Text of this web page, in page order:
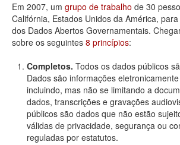
Em 2007, um grupo de trabalho de 30
Califórnia, Estados Unidos da América,
dos Dados Abertos Governamentais.
sobre os seguintes 8 princípios:
Completos. Todos os dados públicos
Dados são informações
incluindo, mas não se limitando a
dados, transcrições e gravações
públicos são dados que não estão
válidas de privacidade, segurança ou
reguladas por estatutos.